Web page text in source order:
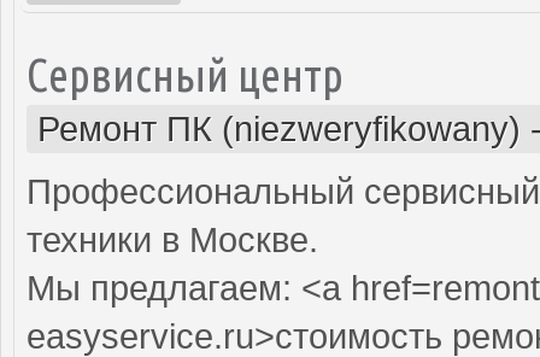
Сервисный центр
Ремонт ПК (niezweryfikowany)
Профессиональный
техники в Москве.
Мы предлагаем: <a
easyservice.ru>стоимость